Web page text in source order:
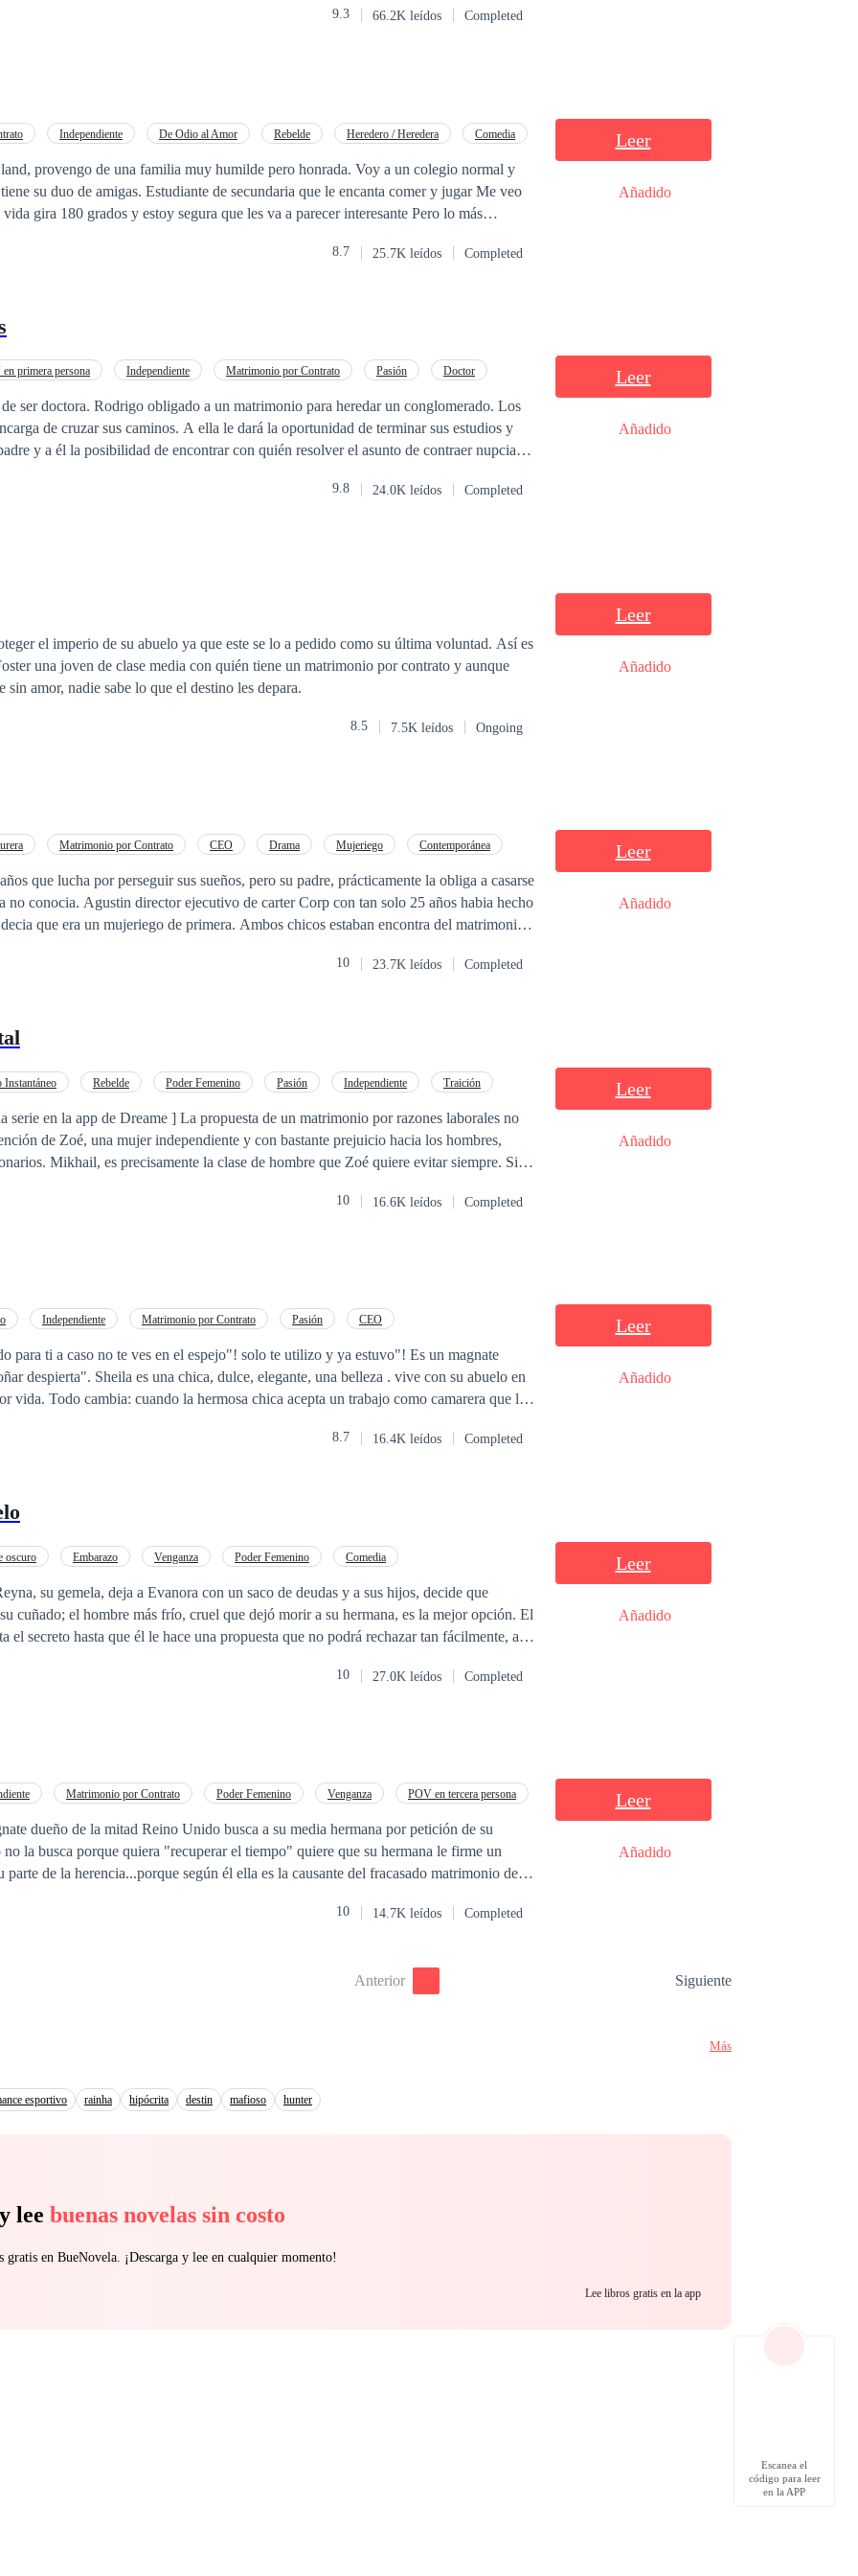
no solo la estabilidad familiar, sino también la economía y el estatus.
9.3 66.2K leídos Completed
Independiente De Odio al Amor Rebelde Heredero / Heredera
Comedia
provengo de una familia muy humilde pero honrada. Voy a un colegio normal y
su duo de amigas. Estudiante de secundaria que le encanta comer y jugar Me veo
gira 180 grados y estoy segura que les va a parecer interesante Pero lo más
8.7 25.7K leídos Completed
Leer
Añadido
primera persona Independiente Matrimonio por Contrato Pasión
Doctor
de ser doctora. Rodrigo obligado a un matrimonio para heredar un conglomerado. Los
A ella le dará la oportunidad de terminar sus estudios y
y a él la posibilidad de encontrar con quién resolver el asunto de contraer nupcias.
si el contrato se cumple o
9.8 24.0K leídos Completed
Leer
Añadido
el imperio de su abuelo ya que este se lo a pedido como su última voluntad. Así es
una joven de clase media con quién tiene un matrimonio por contrato y aunque
sin amor, nadie sabe lo que el destino les depara.
8.5 7.5K leídos Ongoing
Leer
Añadido
Matrimonio por Contrato CEO Drama Mujeriego
Contemporánea
que lucha por perseguir sus sueños, pero su padre, prácticamente la obliga a casarse
con tan solo 25 años habia hecho
de primera. Ambos chicos estaban encontra del matrimonio,
reglas. Pero la vida no siempre es como la piensas, por culpa
relación no hay nada. Ella conocerá a una persona que la ara creer
10 23.7K leídos Completed
Leer
Añadido
Rebelde Poder Femenino Pasión Independiente
Traición
serie en la app de Dreame ] La propuesta de un matrimonio por razones laborales no
de Zoé, una mujer independiente y con bastante prejuicio hacia los hombres,
evitar siempre. Sin
marital de aquel hombre que no le cae nada bien.10 16.6K leídos Completed
Leer
Añadido
Independiente Matrimonio por Contrato Pasión
CEO
para ti a caso no te ves en el espejo"! solo te utilizo y ya estuvo"! Es un magnate
despierta". Sheila es una chica, dulce, elegante, una belleza . vive con su abuelo en
vida. Todo cambia: cuando la hermosa chica acepta un trabajo como camarera que le
8.7 16.4K leídos Completed
Leer
Añadido
oscuro Embarazo Venganza Poder Femenino
Comedia
su gemela, deja a Evanora con un saco de deudas y a sus hijos, decide que
cuñado; el hombre más frío, cruel que dejó morir a su hermana, es la mejor opción. El
el secreto hasta que él le hace una propuesta que no podrá rechazar tan fácilmente, al
¡mi hermana está muerta por tu
10 27.0K leídos Completed
Leer
Añadido
Matrimonio por Contrato Poder Femenino Venganza
POV en tercera persona
dueño de la mitad Reino Unido busca a su media hermana por petición de su
no la busca porque quiera "recuperar el tiempo" quiere que su hermana le firme un
parte de la herencia...porque según él ella es la causante del fracasado matrimonio de
medicina se ha visto obligada a trabajar como acompañante otra mejor forma de
10 14.7K leídos Completed
Leer
Añadido
Anterior Siguiente
Más
esportivo rainha hipócrita destin mafioso hunter
lee buenas novelas sin costo
gratis en BueNovela. ¡Descarga y lee en cualquier momento!
Lee libros gratis en la app
Escanea el
código para leer
en la APP